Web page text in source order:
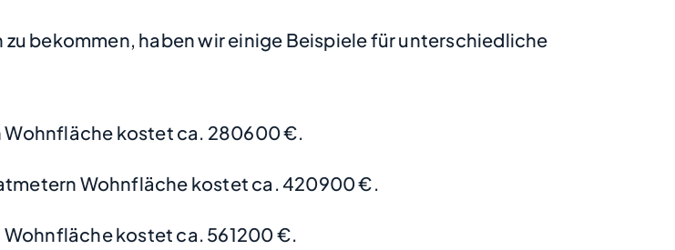
bekommen, haben wir einige Beispiele für unterschiedliche
kostet ca. 280600 €.
Wohnfläche kostet ca. 420900 €.
kostet ca. 561200 €.